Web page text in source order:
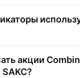
акции
?